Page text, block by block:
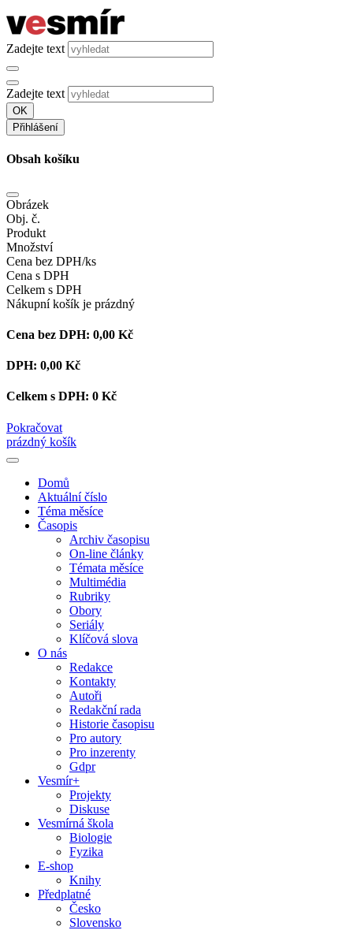
Zadejte text
Zadejte text
OK
Přihlášení
Obsah košíku
Obrázek
Obj. č.
Produkt
Množství
Cena bez DPH/ks
Cena s DPH
Celkem s DPH
Nákupní košík je prázdný
Cena bez DPH: 0,00 Kč
DPH: 0,00 Kč
Celkem s DPH: 0 Kč
Pokračovat
prázdný košík
Domů
Aktuální číslo
Téma měsíce
Časopis
Archiv časopisu
On-line články
Témata měsíce
Multimédia
Rubriky
Obory
Seriály
Klíčová slova
O nás
Redakce
Kontakty
Autoři
Redakční rada
Historie časopisu
Pro autory
Pro inzerenty
Gdpr
Vesmír+
Projekty
Diskuse
Vesmírná škola
Biologie
Fyzika
E-shop
Knihy
Předplatné
Česko
Slovensko